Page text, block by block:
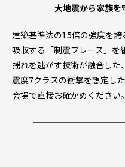
大地震から家族を
建築基準法の1.5倍の強度を
吸収する「制震ブレース」を
揺れを逃がす技術が融合した
震度7クラスの衝撃を想定し
会場で直接お確かめください。